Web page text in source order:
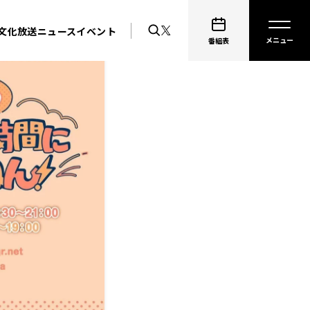
化放送ニュースイベント
番組表